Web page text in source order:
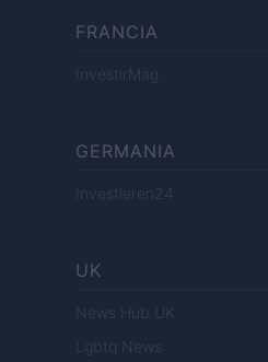
FRANCIA
InvestirMag
GERMANIA
Investieren24
UK
News Hub UK
Lgbtq News